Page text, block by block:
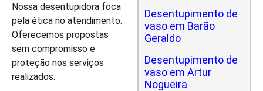
Nossa desentupidora foca
pela ética no atendimento.
Oferecemos propostas
sem compromisso e
proteção nos serviços
realizados.
Desentupimento de
vaso em Barão
Geraldo
Desentupimento de
vaso em Artur
Nogueira